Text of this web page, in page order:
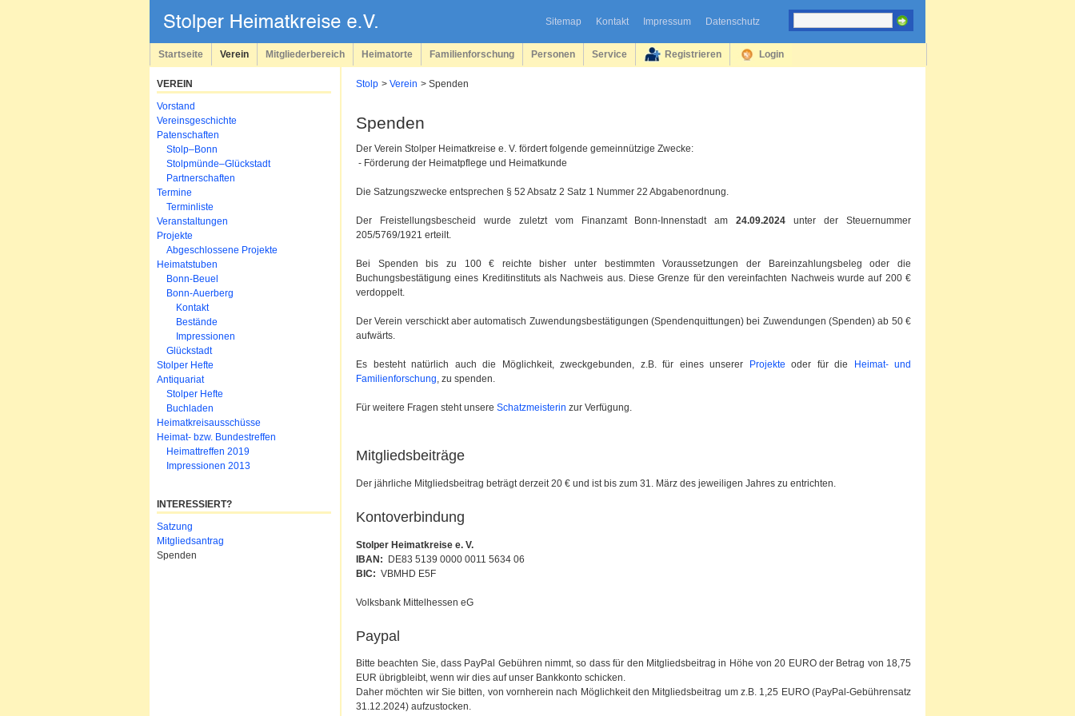
Sitemap Kontakt Impressum Datenschutz
überspringen
Startseite Verein Mitgliederbereich Heimatorte Familienforschung Personen Service Registrieren Login
Stolp Verein Spenden
Spenden
Der Verein Stolper Heimatkreise e. V. fördert folgende gemeinnützige Zwecke:
- Förderung der Heimatpflege und Heimatkunde
Die Satzungszwecke entsprechen § 52 Absatz 2 Satz 1 Nummer 22 Abgabenordnung.
Der Freistellungsbescheid wurde zuletzt vom Finanzamt Bonn-Innenstadt am24.09.2024 unter der Steuernummer
205/5769/1921 erteilt.
Bei Spenden bis zu 100 € reichte bisher unter bestimmten Voraussetzungen der Bareinzahlungsbeleg oder die
Buchungsbestätigung eines Kreditinstituts als Nachweis aus. Diese Grenze für den vereinfachten Nachweis wurde auf 200 €
verdoppelt.
Der Verein verschickt aber automatisch Zuwendungsbestätigungen (Spendenquittungen) bei Zuwendungen (Spenden) ab 50 €
aufwärts.
Es besteht natürlich auch die Möglichkeit, zweckgebunden, z.B. für eines unserer Projekte oder für die
Heimat- und
Familienforschung, zu spenden.
Für weitere Fragen steht unsere Schatzmeisterin zur Verfügung.
Mitgliedsbeiträge
Der jährliche Mitgliedsbeitrag beträgt derzeit 20 € und ist bis zum 31. März des jeweiligen Jahres zu entrichten.
Kontoverbindung
Stolper Heimatkreise e. V.
IBAN: DE83 5139 0000 0011 5634 06
BIC: VBMHD E5F
Volksbank Mittelhessen eG
Paypal
Bitte beachten Sie, dass PayPal Gebühren nimmt, so dass für den Mitgliedsbeitrag in Höhe von 20 EURO der Betrag von 18,75
EUR übrigbleibt, wenn wir dies auf unser Bankkonto schicken.
Daher möchten wir Sie bitten, von vornherein nach Möglichkeit den Mitgliedsbeitrag um z.B. 1,25 EURO (PayPal-Gebührensatz
31.12.2024) aufzustocken.
VEREIN
Navigation
überspringen
Vorstand
Vereinsgeschichte
Patenschaften
Stolp–Bonn
Stolpmünde–Glückstadt
Partnerschaften
Termine
Terminliste
Veranstaltungen
Projekte
Abgeschlossene Projekte
Heimatstuben
Bonn-Beuel
Bonn-Auerberg
Kontakt
Bestände
Impressionen
Glückstadt
Stolper Hefte
Antiquariat
Stolper Hefte
Buchladen
Heimatkreisausschüsse
Heimat- bzw. Bundestreffen
Heimattreffen 2019
Impressionen 2013
INTERESSIERT?
Navigation
überspringen
Satzung
Mitgliedsantrag
Spenden